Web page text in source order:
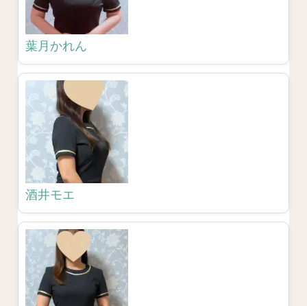
葉月かれん
酒井モエ